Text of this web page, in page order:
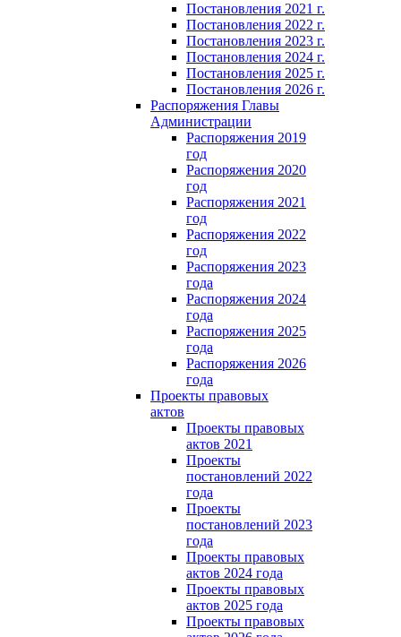
Постановления 2021 г.
Постановления 2022 г.
Постановления 2023 г.
Постановления 2024 г.
Постановления 2025 г.
Постановления 2026 г.
Распоряжения Главы
Администрации
Распоряжения 2019
год
Распоряжения 2020
год
Распоряжения 2021
год
Распоряжения 2022
год
Распоряжения 2023
года
Распоряжения 2024
года
Распоряжения 2025
года
Распоряжения 2026
года
Проекты правовых
актов
Проекты правовых
актов 2021
Проекты
постановлений 2022
года
Проекты
постановлений 2023
года
Проекты правовых
актов 2024 года
Проекты правовых
актов 2025 года
Проекты правовых